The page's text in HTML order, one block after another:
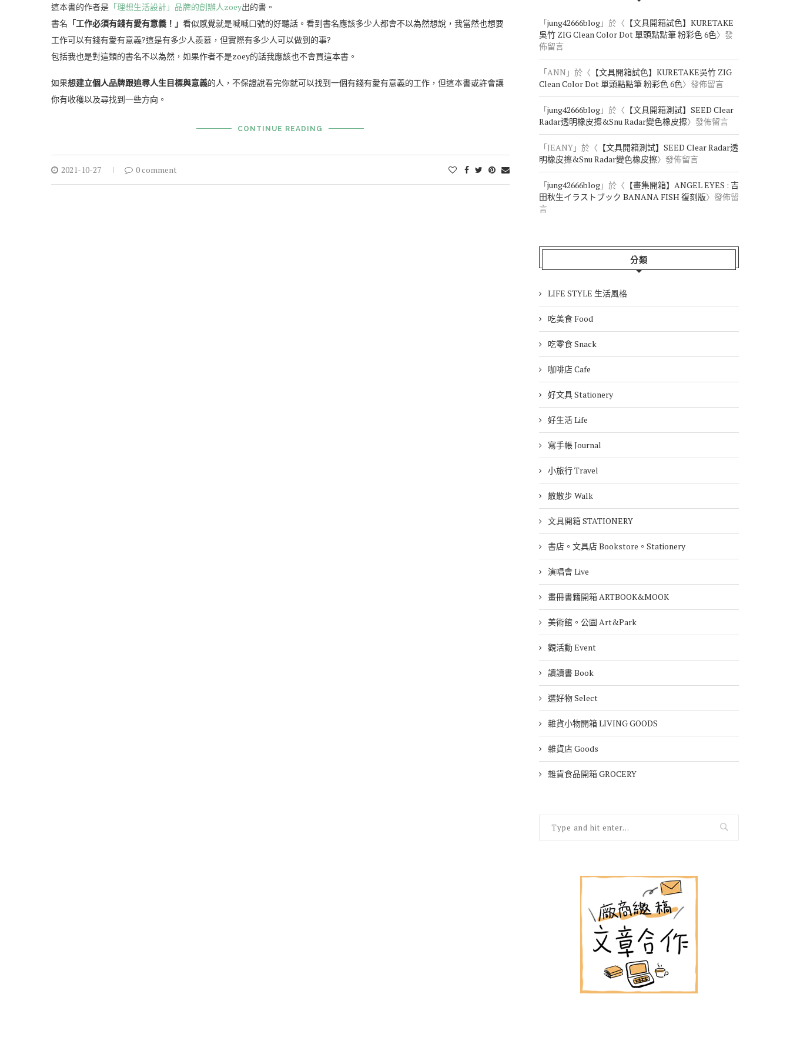
這本書的作者是 「理想生活設計」品牌的創辦人zoey出的書。
書名 「工作必須有錢有愛有意義！」 看似感覺就是喊喊口號的好聽話。看到書名應該多少人都會不以為然想說，我當然也想要
工作可以有錢有愛有意義?這是有多少人羨慕，但實際有多少人可以做到的事?
包括我也是對這類的書名不以為然，如果作者不是zoey的話我應該也不會買這本書。
如果想建立個人品牌跟追尋人生目標與意義的人，不保證說看完你就可以找到一個有錢有愛有意義的工作，但這本書或許會讓
你有收穫以及尋找到一些方向。
CONTINUE READING
2021-10-27 0 comment
「jung42666blog 」於〈 【文具開箱試色】KURETAKE
吳竹 ZIG Clean Color Dot 單頭點點筆 粉彩色 6色〉發
佈留言
「ANN 」於〈 【文具開箱試色】KURETAKE吳竹 ZIG
Clean Color Dot 單頭點點筆 粉彩色 6色〉發佈留言
「jung42666blog 」於〈 【文具開箱測試】SEED Clear
Radar透明橡皮擦&Snu Radar變色橡皮擦〉發佈留言
「JEANY 」於〈 【文具開箱測試】SEED Clear Radar透
明橡皮擦&Snu Radar變色橡皮擦〉發佈留言
「jung42666blog 」於〈 【畫集開箱】ANGEL EYES : 吉
田秋生イラストブック BANANA FISH 復刻版〉發佈留
言
分類
LIFE STYLE 生活風格
吃美食 Food
吃零食 Snack
咖啡店 Cafe
好文具 Stationery
好生活 Life
寫手帳 Journal
小旅行 Travel
散散步 Walk
文具開箱 STATIONERY
書店。文具店 Bookstore。Stationery
演唱會 Live
畫冊書籍開箱 ARTBOOK&MOOK
美術館。公園 Art&Park
觀活動 Event
讀讀書 Book
選好物 Select
雜貨小物開箱 LIVING GOODS
雜貨店 Goods
雜貨食品開箱 GROCERY